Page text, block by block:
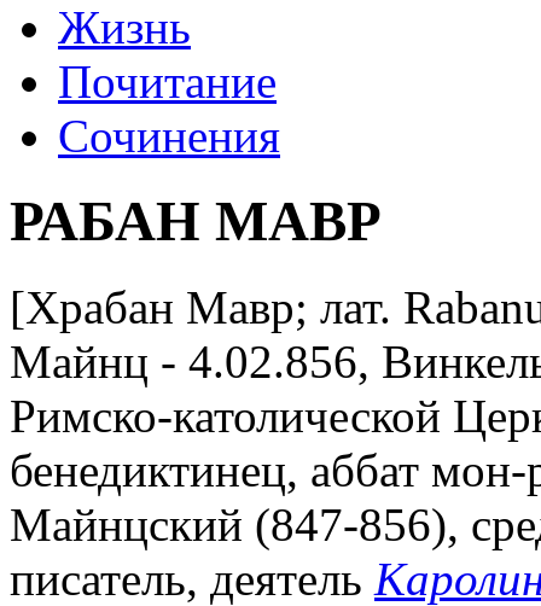
Жизнь
Почитание
Сочинения
РАБАН МАВР
[Храбан Мавр; лат.
Майнц - 4.02.856,
Римско-католической
бенедиктинец, аббат
Майнцский (847-856),
писатель, деятель